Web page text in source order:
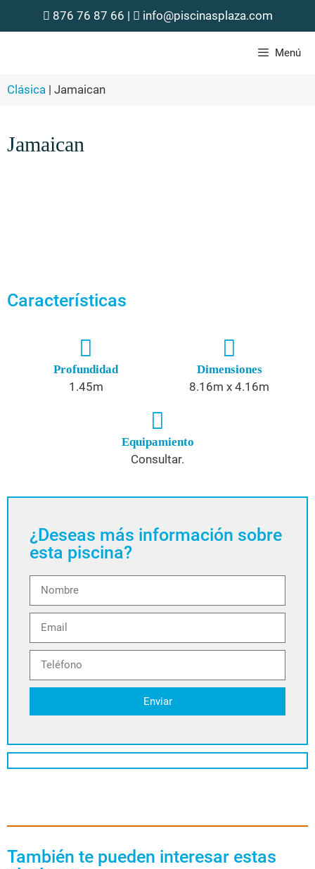
876 76 87 66 | info@piscinasplaza.com
Menú
Clásica | Jamaican
Jamaican
Características
Profundidad
1.45m
Dimensiones
8.16m x 4.16m
Equipamiento
Consultar.
¿Deseas más información sobre
esta piscina?
Enviar
También te pueden interesar estas